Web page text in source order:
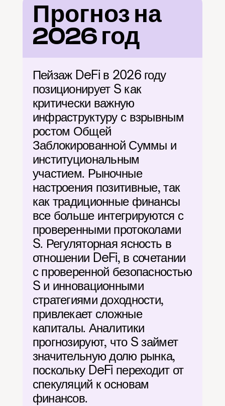
Прогноз на
2026 год
Пейзаж DeFi в 2026 году
позиционирует S как
критически важную
инфраструктуру с взрывным
ростом Общей
Заблокированной Суммы и
институциональным
участием. Рыночные
настроения позитивные, так
как традиционные финансы
все больше интегрируются с
проверенными протоколами
S. Регуляторная ясность в
отношении DeFi, в сочетании
с проверенной безопасностью
S и инновационными
стратегиями доходности,
привлекает сложные
капиталы. Аналитики
прогнозируют, что S займет
значительную долю рынка,
поскольку DeFi переходит от
спекуляций к основам
финансов.